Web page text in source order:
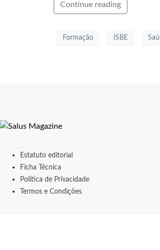
Continue reading
Formação ISBE
Estatuto editorial
Ficha Técnica
Política de Privacidade
Termos e Condições